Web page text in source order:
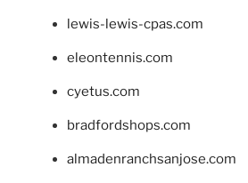
lewis-lewis-cpas.com
eleontennis.com
cyetus.com
bradfordshops.com
almadenranchsanjose.com